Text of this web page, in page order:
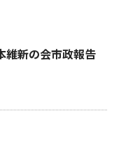
維新の会市政報告